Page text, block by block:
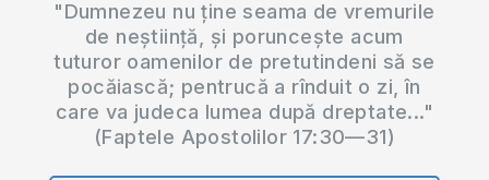
"Dumnezeu nu ține seama de vremurile
de neștiință, și poruncește acum
tuturor oamenilor de pretutindeni să se
pocăiască; pentrucă a rînduit o zi, în
care va judeca lumea după dreptate..."
(Faptele Apostolilor 17:30—31)